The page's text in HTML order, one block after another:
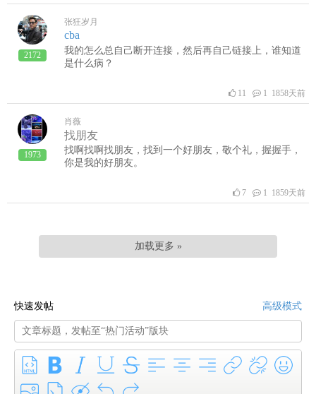
2172
张狂岁月
cba
我的怎么总自己断开连接，然后再自己链接上，谁知道
是什么病？
11 1 1858天前
1973
肖薇
找朋友
找啊找啊找朋友，找到一个好朋友，敬个礼，握握手，
你是我的好朋友。
7 1 1859天前
加载更多 »
快速发帖 高级模式